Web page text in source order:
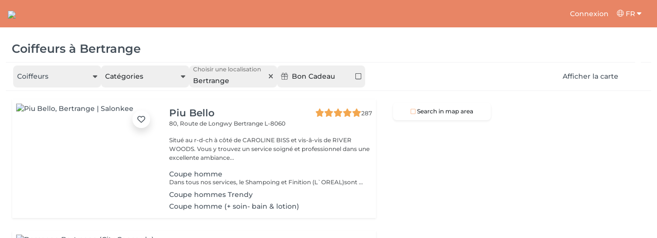
Connexion FR
Coiffeurs à Bertrange
Coiffeurs Catégories
Choisir une localisation
Bertrange Bon Cadeau Afficher la carte
Piu Bello
287
80, Route de Longwy Bertrange L-8060
Situé au r-d-ch à côté de CAROLINE BISS et vis-â-vis de RIVER
WOODS. Vous y trouvez un service soigné et professionnel dans une
excellente ambiance...
Coupe homme
Dans tous nos services, le Shampoing et Finition (L`OREAL)sont compris.
Coupe hommes Trendy
Coupe homme (+ soin- bain & lotion)
Search in map area